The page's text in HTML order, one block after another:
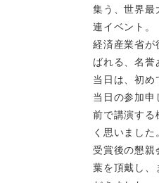
集う、世界最
連イベント。
経済産業省が
ばれる、名誉
当日は、初め
当日の参加
前で講演する
く思いました。
受賞後の懇親
葉を頂戴し、